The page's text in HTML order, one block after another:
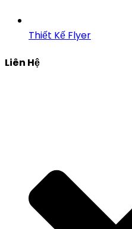
Thiết Kế Flyer
Liên Hệ